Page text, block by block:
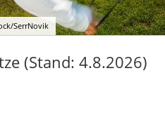
SerrNovik
(Stand: 4.8.2026)